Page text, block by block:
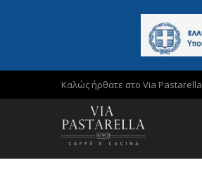
Καλώς ήρθατε στο Via Pastarella